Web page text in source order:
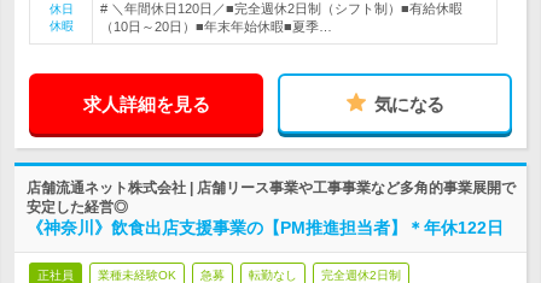
休日
休暇
# ＼年間休日120日／■完全週休2日制（シフト制）■有給休暇
（10日～20日）■年末年始休暇■夏季…
求人詳細を見る 気になる
店舗流通ネット株式会社 | 店舗リース事業や工事事業など多角的事業展開で
安定した経営◎
《神奈川》飲食出店支援事業の【PM推進担当者】＊年休122日
正社員 業種未経験OK 急募 転勤なし 完全週休2日制